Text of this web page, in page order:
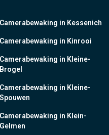
Camerabewaking in Kessenich
Camerabewaking in Kinrooi
Camerabewaking in Kleine-
Brogel
Camerabewaking in Kleine-
Spouwen
Camerabewaking in Klein-
Gelmen